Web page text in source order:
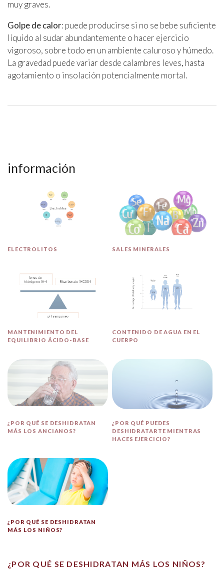
muy graves.
Golpe de calor: puede producirse si no se bebe suficiente
líquido al sudar abundantemente o hacer ejercicio
vigoroso, sobre todo en un ambiente caluroso y húmedo.
La gravedad puede variar desde calambres leves, hasta
agotamiento o insolación potencialmente mortal.
información
ELECTROLITOS SALES MINERALES
MANTENIMIENTO DEL
EQUILIBRIO ÁCIDO-BASE
CONTENIDO DE AGUA EN EL
CUERPO
¿POR QUÉ SE DESHIDRATAN
MÁS LOS ANCIANOS?
¿POR QUÉ PUEDES
DESHIDRATARTE MIENTRAS
HACES EJERCICIO?
¿POR QUÉ SE DESHIDRATAN
MÁS LOS NIÑOS?
¿POR QUÉ SE DESHIDRATAN MÁS LOS NIÑOS?